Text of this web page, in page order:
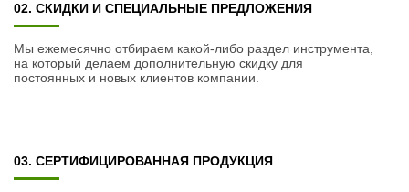
02. СКИДКИ И СПЕЦИАЛЬНЫЕ ПРЕДЛОЖЕНИЯ
Мы ежемесячно отбираем какой-либо раздел инструмента,
на который делаем дополнительную скидку для
постоянных и новых клиентов компании.
03. СЕРТИФИЦИРОВАННАЯ ПРОДУКЦИЯ